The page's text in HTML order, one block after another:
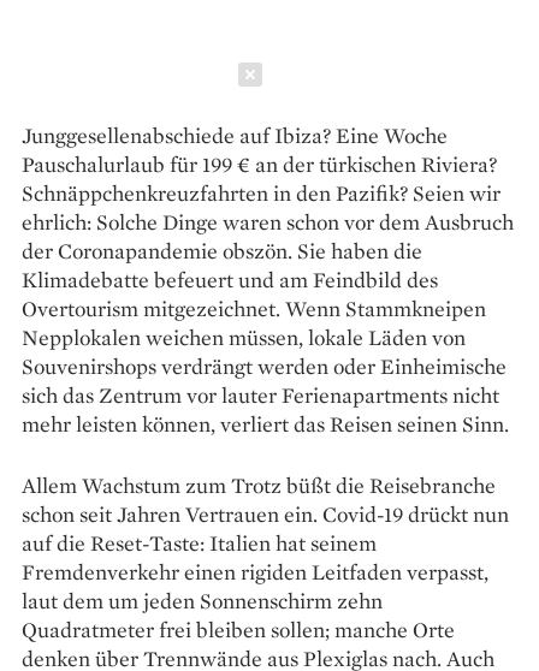
Junggesellenabschiede auf Ibiza? Eine Woche
Pauschalurlaub für 199 € an der türkischen Riviera?
Schnäppchenkreuzfahrten in den Pazifik? Seien wir
ehrlich: Solche Dinge waren schon vor dem Ausbruch
der Coronapandemie ­obszön. Sie haben die
Klimadebatte befeuert und am Feindbild des
Overtourism mitgezeichnet. Wenn Stammkneipen
Nepplokalen weichen müssen, ­lokale Läden von
Souvenirshops verdrängt werden oder Einheimische
sich das Zentrum vor ­lauter Ferienapartments nicht
mehr leisten können, verliert das Reisen seinen Sinn.
Allem Wachstum zum Trotz büßt die Reise­branche
schon seit Jahren Vertrauen ein. Covid-­19 drückt nun
auf die Reset-Taste: Italien hat seinem
Fremdenverkehr einen rigiden Leitfaden verpasst,
laut dem um jeden Sonnenschirm zehn
Quadratmeter frei bleiben sollen; manche Orte
denken über Trennwände aus Plexiglas nach. Auch